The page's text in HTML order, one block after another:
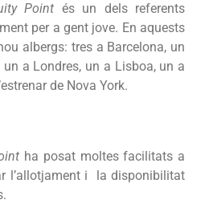
Point és un dels referents
per a gent jove. En aquests
albergs: tres a Barcelona, un
a Londres, un a Lisboa, un a
de Nova York.
ha posat moltes facilitats a
l’allotjament i la disponibilitat